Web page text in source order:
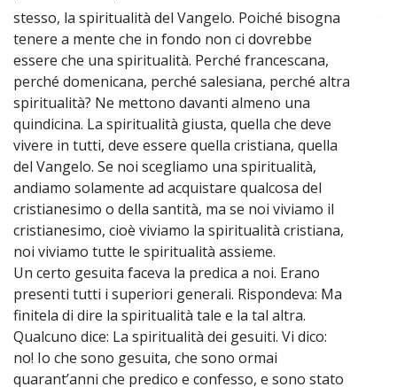
stesso, la spiritualità del Vangelo. Poiché bisogna
tenere a mente che in fondo non ci dovrebbe
essere che una spiritualità. Perché francescana,
perché domenicana, perché salesiana, perché altra
spiritualità? Ne mettono davanti almeno una
quindicina. La spiritualità giusta, quella che deve
vivere in tutti, deve essere quella cristiana, quella
del Vangelo. Se noi scegliamo una spiritualità,
andiamo solamente ad acquistare qualcosa del
cristianesimo o della santità, ma se noi viviamo il
cristianesimo, cioè viviamo la spiritualità cristiana,
noi viviamo tutte le spiritualità assieme.
Un certo gesuita faceva la predica a noi. Erano
presenti tutti i superiori generali. Rispondeva: Ma
finitela di dire la spiritualità tale e la tal altra.
Qualcuno dice: La spiritualità dei gesuiti. Vi dico:
no! Io che sono gesuita, che sono ormai
quarant’anni che predico e confesso, e sono stato